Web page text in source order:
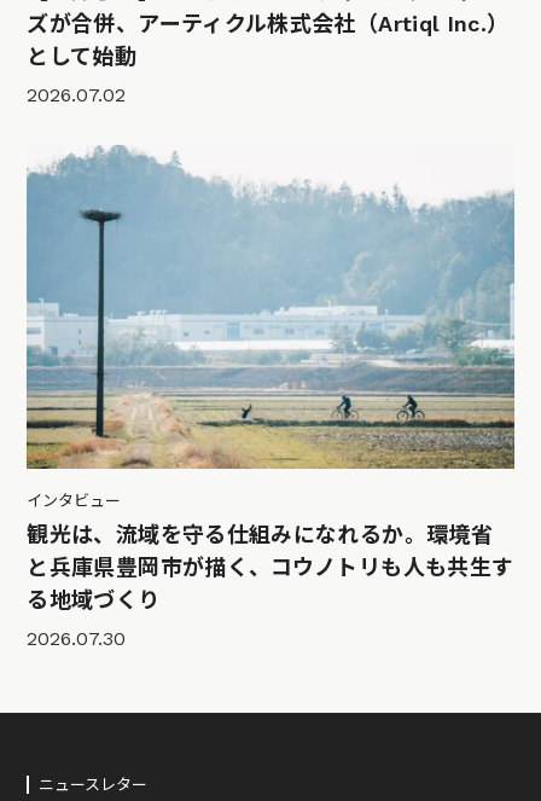
ズが合併、アーティクル株式会社（Artiql Inc.）
として始動
2026.07.02
インタビュー
観光は、流域を守る仕組みになれるか。環境省
と兵庫県豊岡市が描く、コウノトリも人も共生す
る地域づくり
2026.07.30
ニュースレター